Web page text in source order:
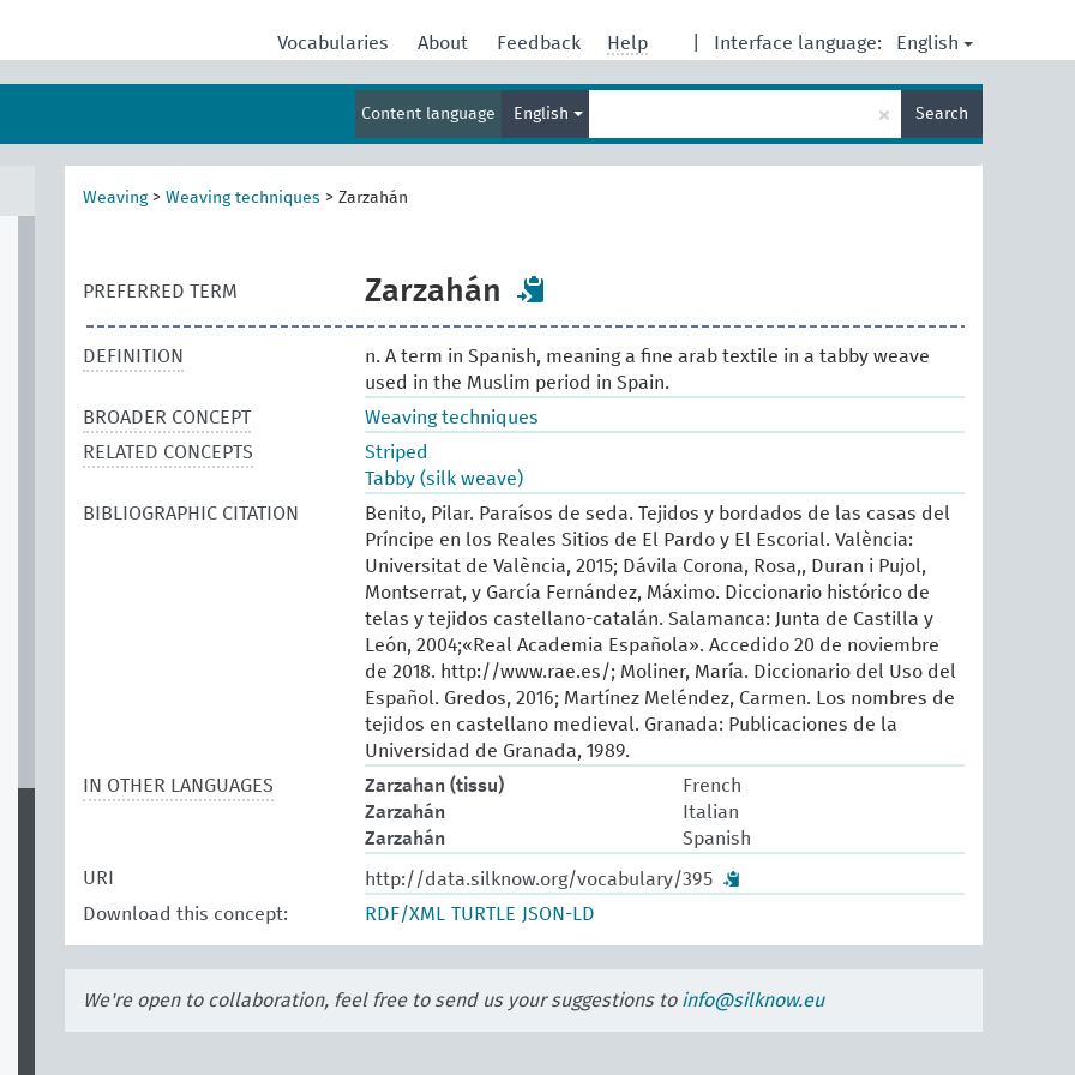
Interface language: English
Vocabularies About Feedback Help
Content language English
term
× Search
Weaving> Weaving techniques > Zarzahán
PREFERRED TERM Zarzahán
DEFINITION
n. A term in Spanish, meaning a fine arab textile in a tabby weave
used in the Muslim period in Spain.
BROADER CONCEPT
Weaving techniques
RELATED CONCEPTS
Striped
Tabby (silk weave)
BIBLIOGRAPHIC CITATION
Benito, Pilar. Paraísos de seda. Tejidos y bordados de las casas del
Príncipe en los Reales Sitios de El Pardo y El Escorial. València:
Universitat de València, 2015; Dávila Corona, Rosa,, Duran i Pujol,
Montserrat, y García Fernández, Máximo. Diccionario histórico de
telas y tejidos castellano-catalán. Salamanca: Junta de Castilla y
León, 2004;«Real Academia Española». Accedido 20 de noviembre
de 2018. http://www.rae.es/; Moliner, María. Diccionario del Uso del
Español. Gredos, 2016; Martínez Meléndez, Carmen. Los nombres de
tejidos en castellano medieval. Granada: Publicaciones de la
Universidad de Granada, 1989.
IN OTHER LANGUAGES
Zarzahan (tissu)
French
Zarzahán
Italian
Zarzahán
Spanish
URI
http://data.silknow.org/vocabulary/395
Download this concept:
RDF/XML TURTLE JSON-LD
We're open to collaboration, feel free to send us your suggestions to info@silknow.eu